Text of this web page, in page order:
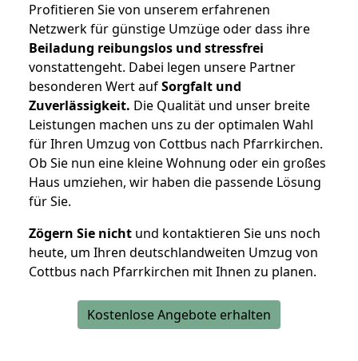
Profitieren Sie von unserem erfahrenen
Netzwerk für günstige Umzüge oder dass ihre
Beiladung reibungslos und stressfrei
vonstattengeht. Dabei legen unsere Partner
besonderen Wert aufSorgfalt und
Zuverlässigkeit. Die Qualität und unser breite
Leistungen machen uns zu der optimalen Wahl
für Ihren Umzug von Cottbus nach Pfarrkirchen.
Ob Sie nun eine kleine Wohnung oder ein großes
Haus umziehen, wir haben die passende Lösung
für Sie.
Zögern Sie nicht und kontaktieren Sie uns noch
heute, um Ihren deutschlandweiten Umzug von
Cottbus nach Pfarrkirchen mit Ihnen zu planen.
Kostenlose Angebote erhalten